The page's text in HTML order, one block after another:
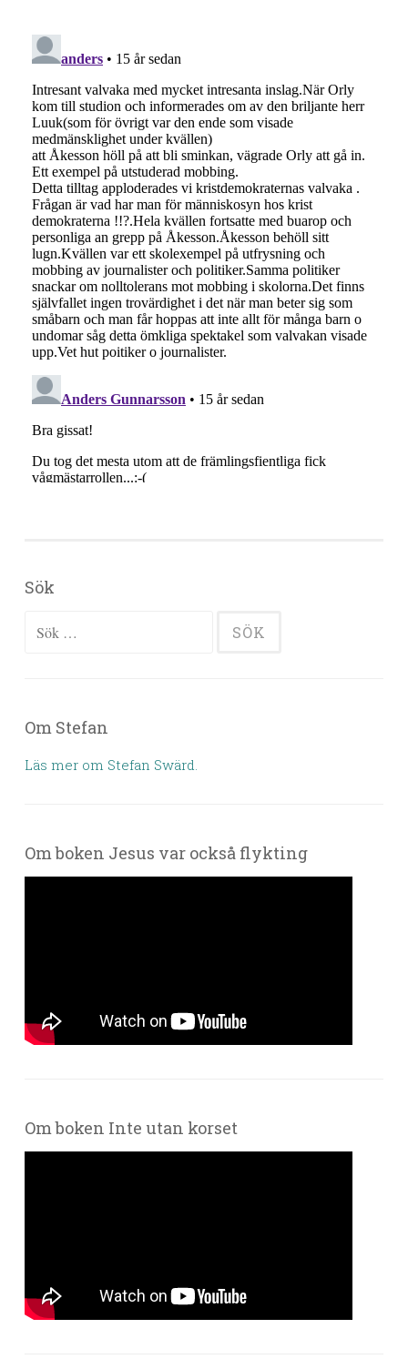
Sök
Sök efter:
Om Stefan
Läs mer om Stefan Swärd.
Om boken Jesus var också flykting
Om boken Inte utan korset